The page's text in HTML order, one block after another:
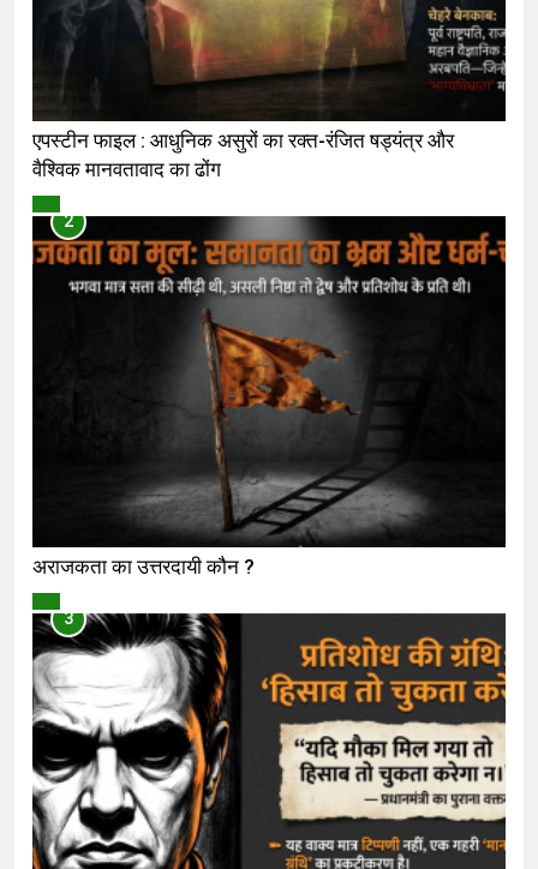
एपस्टीन फाइल : आधुनिक असुरों का रक्त-रंजित षड्यंत्र और
वैश्विक मानवतावाद का ढोंग
2
अराजकता का उत्तरदायी कौन ?
3